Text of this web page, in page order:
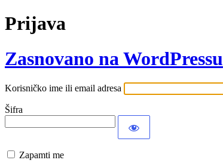
Prijava
Zasnovano na WordPressu
Korisničko ime ili email adresa
Šifra
Zapamti me